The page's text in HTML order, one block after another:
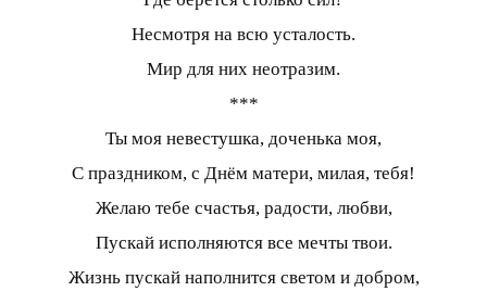
Несмотря на всю усталость.
Мир для них неотразим.
***
Ты моя невестушка, доченька моя,
С праздником, с Днём матери, милая, тебя!
Желаю тебе счастья, радости, любви,
Пускай исполняются все мечты твои.
Жизнь пускай наполнится светом и добром,